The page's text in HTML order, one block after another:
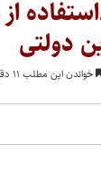
دولتی
خواندن این مطلب ۱۱ دقیقه زمان میبرد